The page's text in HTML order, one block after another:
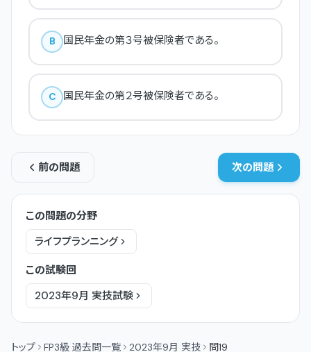
B 国民年金の第３号被保険者である。
C 国民年金の第２号被保険者である。
前の問題 次の問題
この問題の分野
ライフプランニング
この試験回
2023年9月 実技試験
トップ FP3級 過去問一覧 2023年9月 実技 問19